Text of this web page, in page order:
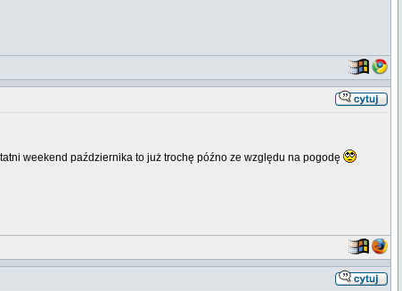
weekend października to już trochę późno ze względu na pogodę